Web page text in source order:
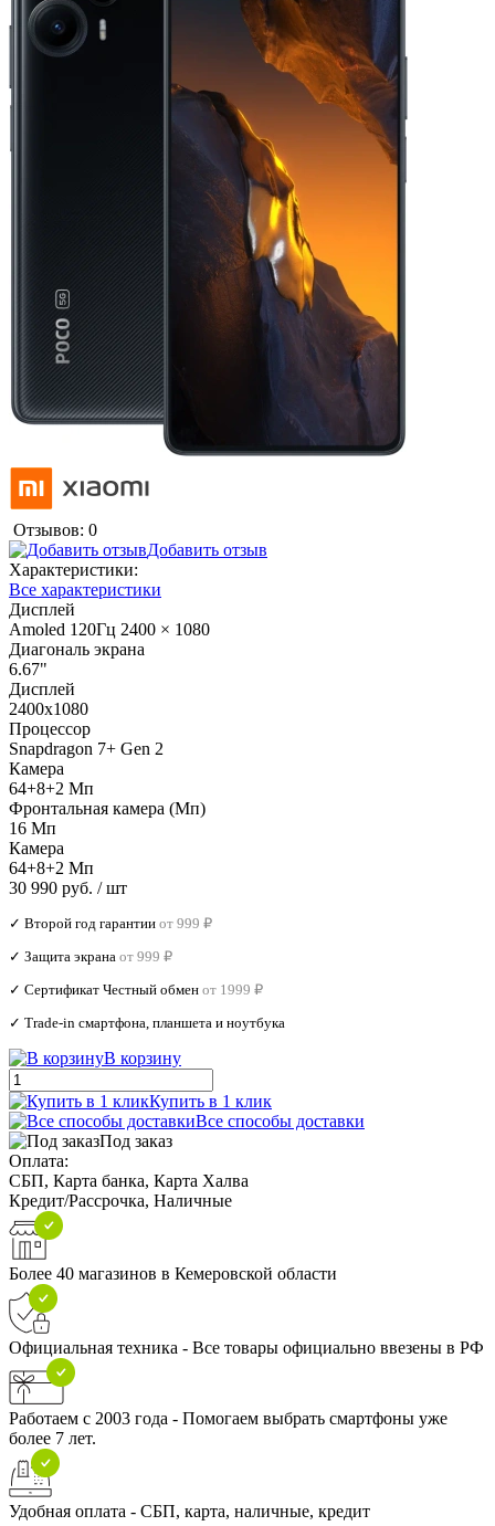
Отзывов: 0
Добавить отзыв
Характеристики:
Все характеристики
Дисплей
Amoled 120Гц 2400 × 1080
Диагональ экрана
6.67"
Дисплей
2400х1080
Процессор
Snapdragon 7+ Gen 2
Камера
64+8+2 Мп
Фронтальная камера (Мп)
16 Мп
Камера
64+8+2 Мп
30 990 руб. / шт
✓ Второй год гарантии от 999 ₽
✓ Защита экрана от 999 ₽
✓ Сертификат Честный обмен от 1999 ₽
✓ Trade‑in смартфона, планшета и ноутбука
В корзину
Купить в 1 клик
Все способы доставки
Под заказ
Оплата:
СБП, Карта банка, Карта Халва
Кредит/Рассрочка, Наличные
Более 40 магазинов в Кемеровской области
Официальная техника - Все товары официально ввезены в РФ
Работаем с 2003 года - Помогаем выбрать смартфоны уже
более 7 лет.
Удобная оплата - СБП, карта, наличные, кредит